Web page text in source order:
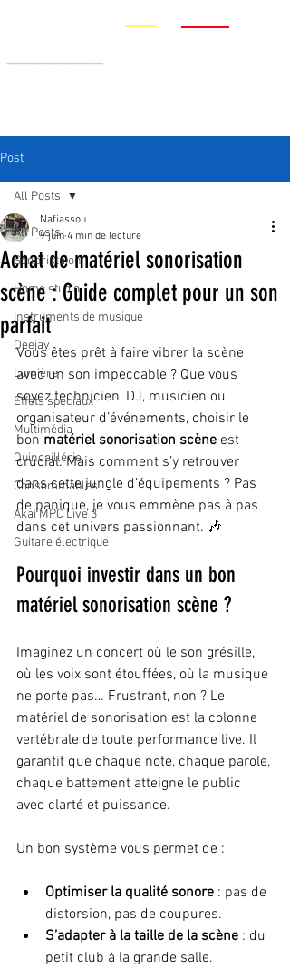
Post
All Posts
Sonoristaion
Home studio
Instruments de musique
Deejay
Lumière
Effets speciaux
Multimédia
Quincaillérie
Consommables
Akai MPC Live 3
Guitare électrique
All Posts
Achat de matériel sonorisation
scène : Guide complet pour un son
parfait
Nafiassou
9 juin 4 min de lecture
Vous êtes prêt à faire vibrer la scène
avec un son impeccable ? Que vous
soyez technicien, DJ, musicien ou
organisateur d’événements, choisir le
bon matériel sonorisation scène est
crucial. Mais comment s’y retrouver
dans cette jungle d’équipements ? Pas
de panique, je vous emmène pas à pas
dans cet univers passionnant. 🎶
Pourquoi investir dans un bon
matériel sonorisation scène ?
Imaginez un concert où le son grésille,
où les voix sont étouffées, où la musique
ne porte pas… Frustrant, non ? Le
matériel de sonorisation est la colonne
vertébrale de toute performance live. Il
garantit que chaque note, chaque parole,
chaque battement atteigne le public
avec clarté et puissance.
Un bon système vous permet de :
Optimiser la qualité sonore : pas de
distorsion, pas de coupures.
S’adapter à la taille de la scène : du
petit club à la grande salle.